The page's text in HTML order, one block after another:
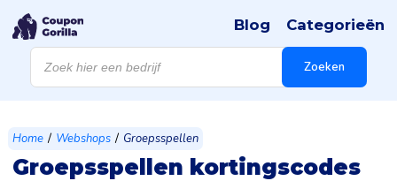
Producten
zoeken Zoeken
Blog Categorieën
Home / Webshops / Groepsspellen
Groepsspellen kortingscodes